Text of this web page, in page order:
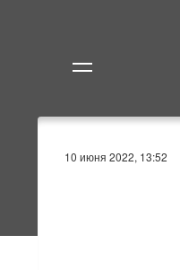
10 июня 2022, 13:52